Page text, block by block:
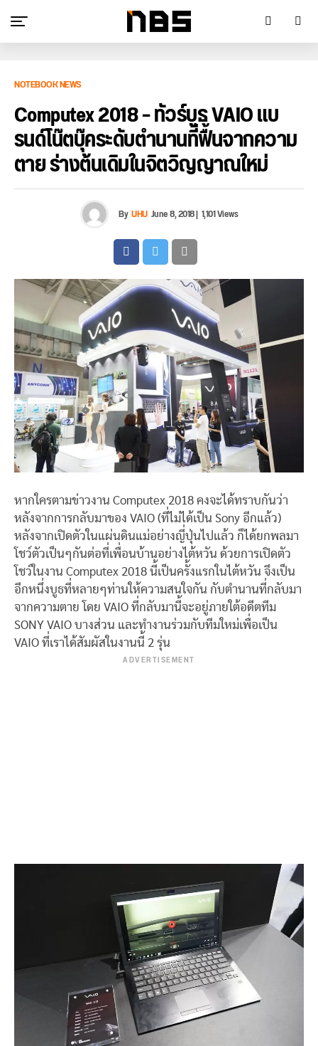
NOTEBOOK NEWS
Computex 2018 – ทัวร์บูธ VAIO แบ
รนด์โน๊ตบุ๊คระดับตำนานที่ฟื้นจากความ
ตาย ร่างต้นเดิมในจิตวิญญาณใหม่
ByUHU June 8, 2018| 1,101 Views
หากใครตามข่าวงาน Computex 2018 คงจะได้ทราบกันว่า
หลังจากการกลับมาของ VAIO (ที่ไม่ได้เป็น Sony อีกแล้ว)
หลังจากเปิดตัวในแผ่นดินแม่อย่างญี่ปุ่นไปแล้ว ก็ได้ยกพลมา
โชว์ตัวเป็นๆกันต่อที่เพื่อนบ้านอย่างไต้หวัน ด้วยการเปิดตัว
โชว์ในงาน Computex 2018 นี้เป็นครั้งแรกในไต้หวัน จึงเป็น
อีกหนึ่งบูธที่หลายๆท่านให้ความสนใจกัน กับตำนานที่กลับมา
จากความตาย โดย VAIO ที่กลับมานี้จะอยู่ภายใต้อดีตทีม
SONY VAIO บางส่วน และทำงานร่วมกับทีมใหม่เพื่อเป็น
VAIO ที่เราได้สัมผัสในงานนี้ 2 รุ่น
ADVERTISEMENT